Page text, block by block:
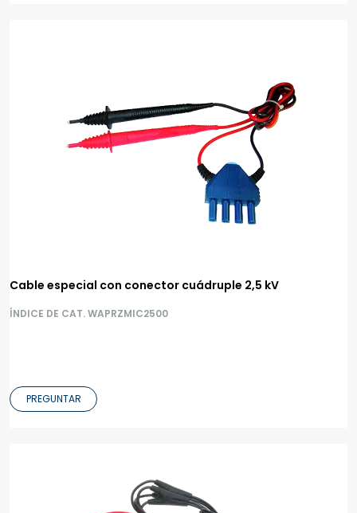
Cable especial con conector cuádruple 2,5 kV
ÍNDICE DE CAT. WAPRZMIC2500
PREGUNTAR